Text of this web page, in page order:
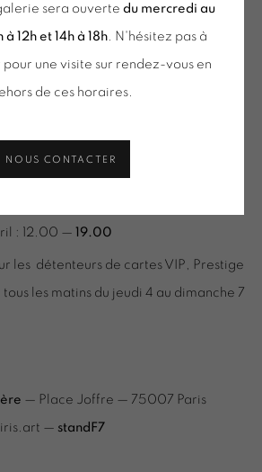
de 11h à 21h (sur
& Prestige)
: 12.00 — 21.00 (nocturne)
: 12.00 — 19.00
les détenteurs de cartes VIP, Prestige
les matins du jeudi 4 au dimanche 7
— Place Joffre — 75007 Paris
— standF7
sera ouverte du mercredi au
12h et 14h à 18h. N'hésitez pas à
une visite sur rendez-vous en
de ces horaires.
NOUS CONTACTER